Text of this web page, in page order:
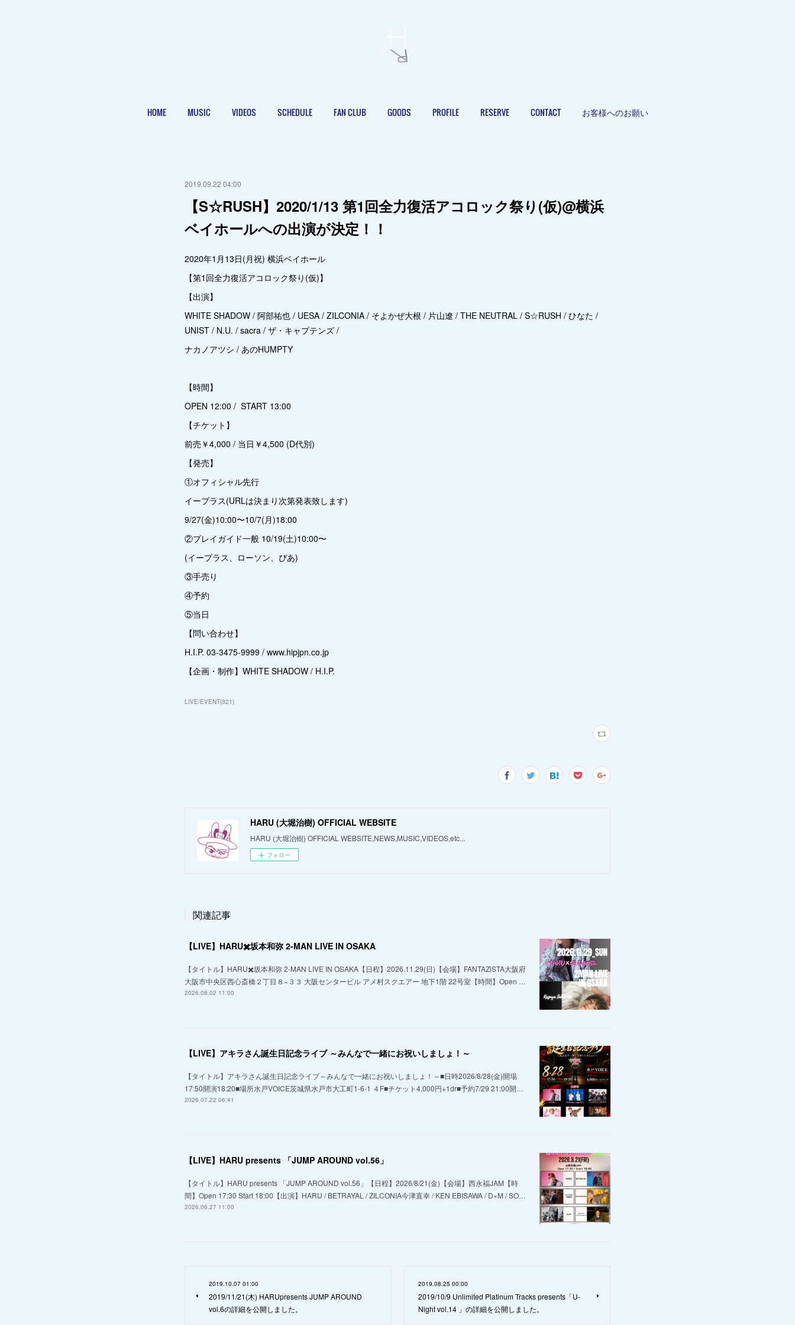
HOME MUSIC VIDEOS SCHEDULE FAN CLUB GOODS PROFILE RESERVE CONTACT お客様へのお願い
2019.09.22 04:00
【S☆RUSH】2020/1/13 第1回全力復活アコロック祭り(仮)@横浜
ベイホールへの出演が決定！！
2020年1月13日(月祝) 横浜ベイホール
【第1回全力復活アコロック祭り(仮)】
【出演】
WHITE SHADOW / 阿部祐也 / UESA / ZILCONIA / そよかぜ大根 / 片山遼 / THE NEUTRAL / S☆RUSH / ひなた /
UNIST / N.U. / sacra / ザ・キャプテンズ /
ナカノアツシ / あのHUMPTY
【時間】
OPEN 12:00 / START 13:00
【チケット】
前売￥4,000 / 当日￥4,500 (D代別)
【発売】
①オフィシャル先行
イープラス(URLは決まり次第発表致します)
9/27(金)10:00〜10/7(月)18:00
②プレイガイド一般 10/19(土)10:00〜
(イープラス、ローソン、ぴあ)
③手売り
④予約
⑤当日
【問い合わせ】
H.I.P. 03-3475-9999 / www.hipjpn.co.jp
【企画・制作】WHITE SHADOW / H.I.P.
LIVE/EVENT(321)
HARU (大堀治樹) OFFICIAL WEBSITE
HARU (大堀治樹) OFFICIAL WEBSITE,NEWS,MUSIC,VIDEOS,etc...
フォロー
関連記事
【LIVE】HARU✖️坂本和弥 2-MAN LIVE IN OSAKA
【タイトル】HARU✖️坂本和弥 2-MAN LIVE IN OSAKA【日程】2026.11.29(日)【会場】FANTAZiSTA大阪府
大阪市中央区西心斎橋２丁目８−３３ 大阪センタービル アメ村スクエアー 地下1階 22号室【時間】Open …
2026.08.02 11:00
【LIVE】アキラさん誕生日記念ライブ ～みんなで一緒にお祝いしましょ！～
【タイトル】アキラさん誕生日記念ライブ～みんなで一緒にお祝いしましょ！～■日時2026/8/28(金)開場
17:50開演18:20■場所水戸VOICE茨城県水戸市大工町1-6-1 ４F■チケット4,000円+1dr■予約7/29 21:00開…
2026.07.22 06:41
【LIVE】HARU presents 「JUMP AROUND vol.56」
【タイトル】HARU presents 「JUMP AROUND vol.56」【日程】2026/8/21(金)【会場】西永福JAM【時
間】Open 17:30 Start 18:00【出演】HARU / BETRAYAL / ZILCONIA今津直幸 / KEN EBISAWA / D×M / SO…
2026.06.27 11:00
2019.10.07 01:00
2019/11/21(木) HARUpresents JUMP AROUND
vol.6の詳細を公開しました。
2019.08.25 00:00
2019/10/9 Unlimited Platinum Tracks presents「U-
Night vol.14 」の詳細を公開しました。